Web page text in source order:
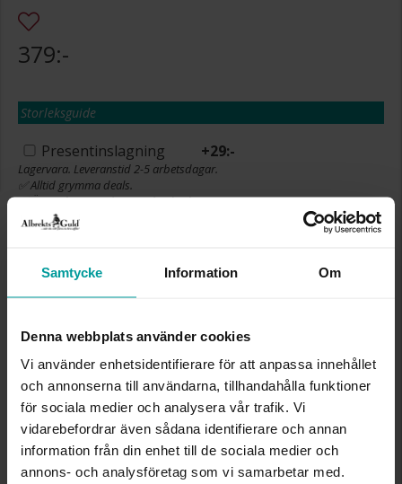
Samtycke Information Om
Denna webbplats använder cookies
Vi använder enhetsidentifierare för att anpassa innehållet
och annonserna till användarna, tillhandahålla funktioner
för sociala medier och analysera vår trafik. Vi
vidarebefordrar även sådana identifierare och annan
information från din enhet till de sociala medier och
annons- och analysföretag som vi samarbetar med.
379:-
Storleksguide
Presentinslagning +29:-
Lagervara. Leveranstid 2-5 arbetsdagar.
✅ Alltid grymma deals.
✅ Öppet köp i 30 dagar vid onlineköp.
✅ Fri frakt till ombud vid köp över 500 kr.
LÄGG I VARUKORGEN
INFO
HÖJD CA (MM)
0,3-0,8
LÄNGD CA (CM)
47,0+3,0
VARUMÄRKE
Albrekts Guld
MATERIAL
Silver